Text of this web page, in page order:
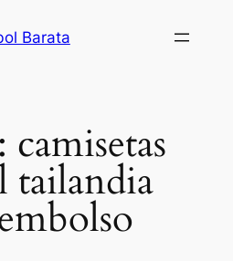
Barata
camisetas
tailandia